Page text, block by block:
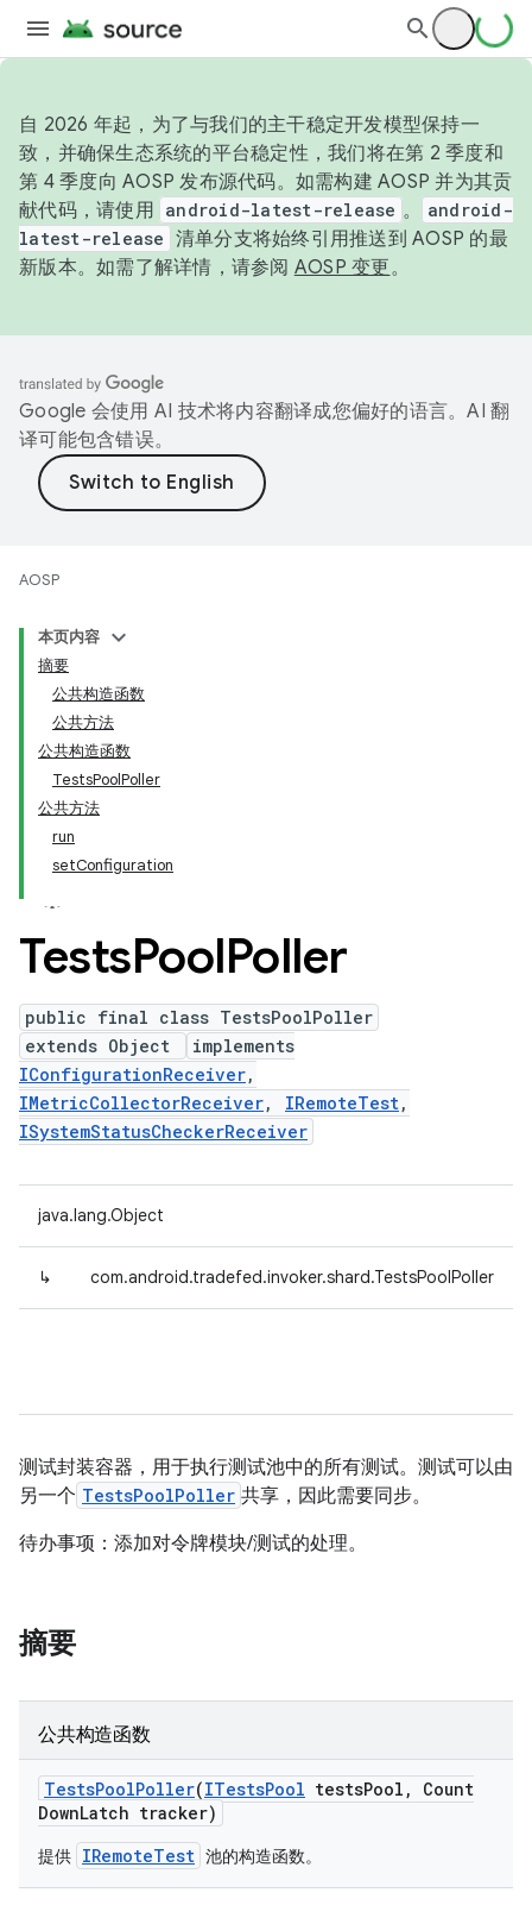
自 2026 年起，为了与我们的主干稳定开发模型保持一
致，并确保生态系统的平台稳定性，我们将在第 2 季度和
第 4 季度向 AOSP 发布源代码。如需构建 AOSP 并为其贡
献代码，请使用 android-latest-release 。
android-
latest-release 清单分支将始终引用推送到 AOSP 的最
新版本。如需了解详情，请参阅 AOSP 变更。
Google 会使用 AI 技术将内容翻译成您偏好的语言。AI 翻
译可能包含错误。
AOSP
本页内容
摘要
公共构造函数
公共方法
公共构造函数
TestsPoolPoller
公共方法
run
setConfiguration
TestsPoolPoller
public final class TestsPoolPoller
extends Object
implements
IConfigurationReceiver,
IMetricCollectorReceiver, IRemoteTest,
ISystemStatusCheckerReceiver
java.lang.Object
↳ com.android.tradefed.invoker.shard.TestsPoolPoller
测试封装容器，用于执行测试池中的所有测试。测试可以由
另一个 TestsPoolPoller 共享，因此需要同步。
待办事项：添加对令牌模块/测试的处理。
摘要
公共构造函数
TestsPoolPoller(ITestsPool testsPool ,
Count
DownLatch tracker)
提供 IRemoteTest 池的构造函数。